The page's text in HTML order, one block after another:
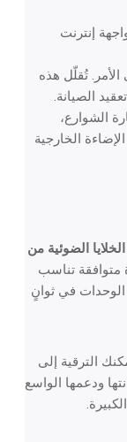
إنترنت
تُقلّل هذه
الصيانة.
الشوارع،
الخارجية
الخلايا الضوئية من
متوافقة تناسب
في ثوانٍ
الترقية إلى
ودعمها الواسع